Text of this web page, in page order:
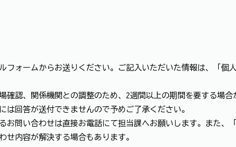
フォームからお送りください。ご記入いただいた情報は、「個
確認、関係機関との調整のため、2週間以上の期間を要する場
は回答が送付できませんので予めご了承ください。
お問い合わせは直接お電話にて担当課へお願いします。また、
せ内容が解決する場合もあります。